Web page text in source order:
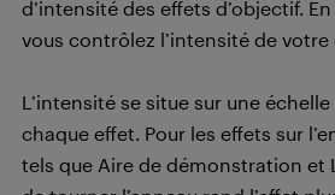
d’intensité des effets d’objectif.
vous contrôlez l’intensité de votre
L’intensité se situe sur une
chaque effet. Pour les effets sur
tels que Aire de démonstration et